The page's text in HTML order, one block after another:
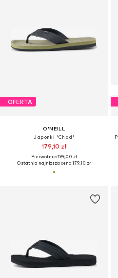
OFERTA
O'NEILL
Japonki 'Chad'
179,10 zł
Pierwotnie: 199,00 zł
Ostatnia najniższa cena:179,10 zł